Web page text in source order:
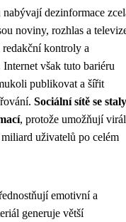
dezinformace
noviny, rozhlas a
kontroly a
však tuto bariéru
publikovat a šířit
Sociální sítě se staly
, protože umožňují
uživatelů po celém
emotivní a
generuje větší